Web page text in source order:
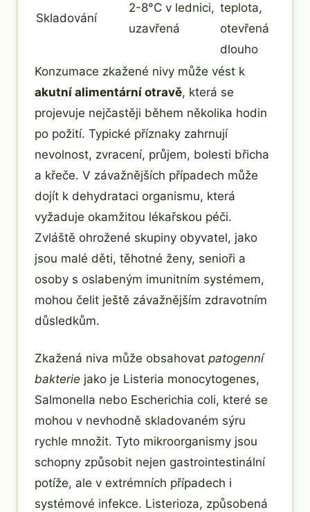
Skladování
2-8°C v lednici,
uzavřená
teplota,
otevřená
dlouho
Konzumace zkažené nivy může vést k
akutní alimentární otravě, která se
projevuje nejčastěji během několika hodin
po požití. Typické příznaky zahrnují
nevolnost, zvracení, průjem, bolesti břicha
a křeče. V závažnějších případech může
dojít k dehydrataci organismu, která
vyžaduje okamžitou lékařskou péči.
Zvláště ohrožené skupiny obyvatel, jako
jsou malé děti, těhotné ženy, senioři a
osoby s oslabeným imunitním systémem,
mohou čelit ještě závažnějším zdravotním
důsledkům.
Zkažená niva může obsahovat patogenní
bakterie jako je Listeria monocytogenes,
Salmonella nebo Escherichia coli, které se
mohou v nevhodně skladovaném sýru
rychle množit. Tyto mikroorganismy jsou
schopny způsobit nejen gastrointestinální
potíže, ale v extrémních případech i
systémové infekce. Listerioza, způsobená